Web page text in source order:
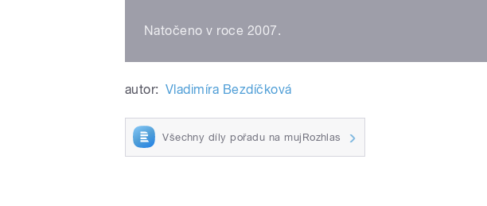
Natočeno v roce 2007.
autor: Vladimíra Bezdíčková
Všechny díly pořadu na mujRozhlas